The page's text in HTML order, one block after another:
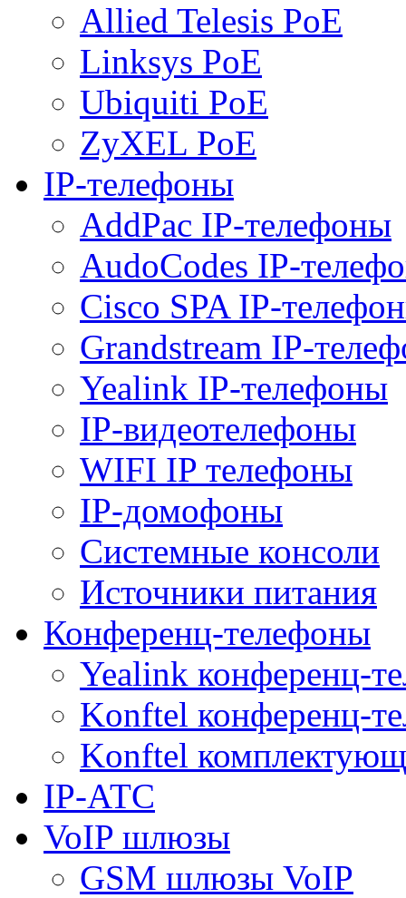
Allied Telesis PoE
Linksys PoE
Ubiquiti PoE
ZyXEL PoE
IP-телефоны
AddPac IP-телефоны
AudoCodes IP-
Cisco SPA IP-
Grandstream IP-
Yealink IP-телефоны
IP-видеотелефоны
WIFI IP телефоны
IP-домофоны
Системные консоли
Источники питания
Конференц-телефоны
Yealink конференц-
Konftel конференц-
Konftel
IP-АТС
VoIP шлюзы
GSM шлюзы VoIP